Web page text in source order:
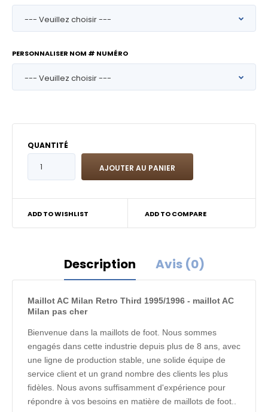
PERSONNALISER NOM # NUMÉRO
QUANTITÉ
ADD TO WISHLIST ADD TO COMPARE
Description Avis (0)
Maillot AC Milan Retro Third 1995/1996 - maillot AC
Milan pas cher
Bienvenue dans la maillots de foot. Nous sommes
engagés dans cette industrie depuis plus de 8 ans, avec
une ligne de production stable, une solide équipe de
service client et un grand nombre des clients les plus
fidèles. Nous avons suffisamment d'expérience pour
répondre à vos besoins en matière de maillots de foot..